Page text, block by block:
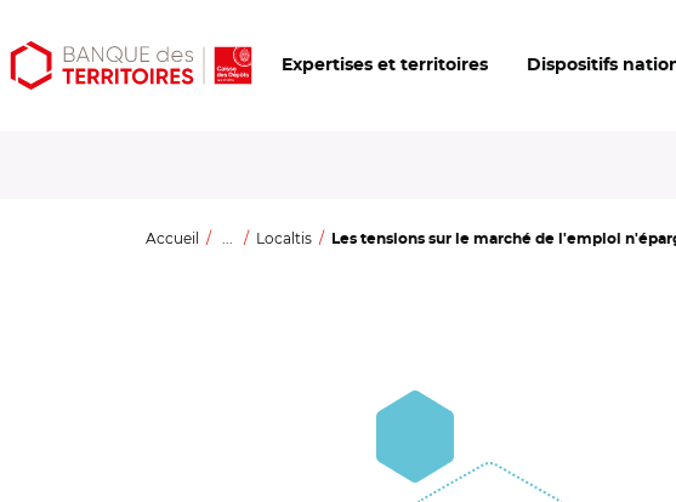
Aller
au
Aller
au
Ouvrir
les
Expertises et territoires Dispositifs
Accueil ... Localtis Les tensions sur le marché de l'emploi